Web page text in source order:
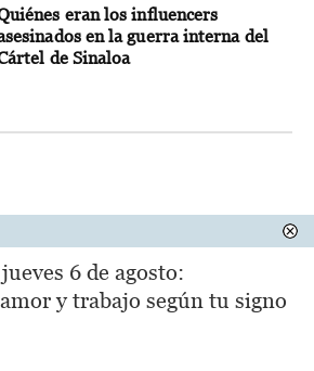
eran los influencers
en la guerra interna del
de Sinaloa
6 de agosto:
y trabajo según tu signo